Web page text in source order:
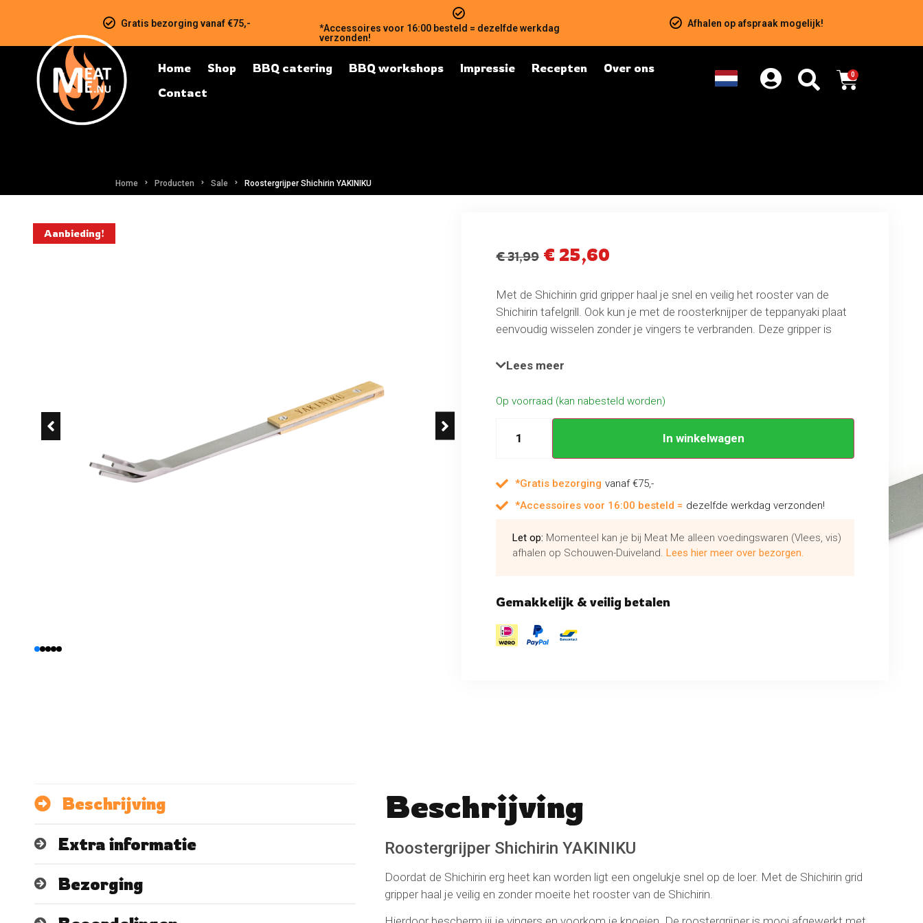
Gratis bezorging vanaf €75,-
*Accessoires voor 16:00 besteld = dezelfde werkdag
verzonden!
Afhalen op afspraak mogelijk!
Home Shop BBQ catering BBQ workshops Impressie Recepten
Over ons
Contact
0
Home Producten Sale Roostergrijper Shichirin YAKINIKU
Aanbieding!
€31,99 € 25,60
Met de Shichirin grid gripper haal je snel en veilig het rooster van de
Shichirin tafelgrill. Ook kun je met de roosterknijper de teppanyaki plaat
eenvoudig wisselen zonder je vingers te verbranden. Deze gripper is
Lees meer
Op voorraad (kan nabesteld worden)
In winkelwagen
*Gratis bezorging vanaf €75,-
*Accessoires voor 16:00 besteld = dezelfde werkdag verzonden!
Let op: Momenteel kan je bij Meat Me alleen voedingswaren (Vlees, vis)
afhalen op Schouwen-Duiveland. Lees hier meer over bezorgen.
Gemakkelijk & veilig betalen
Beschrijving
Extra informatie
Bezorging
Beschrijving
Roostergrijper Shichirin YAKINIKU
Doordat de Shichirin erg heet kan worden ligt een ongelukje snel op de loer. Met de Shichirin grid
gripper haal je veilig en zonder moeite het rooster van de Shichirin.
No reviews found Schrijf een beoordeling